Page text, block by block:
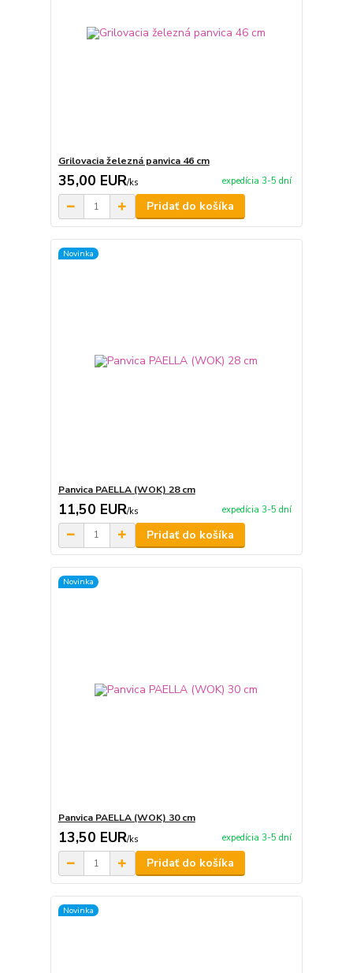
Grilovacia železná panvica 46 cm
35,00 EUR/ks expedícia 3-5 dní
Pridať do košíka
Novinka
Panvica PAELLA (WOK) 28 cm
11,50 EUR/ks expedícia 3-5 dní
Pridať do košíka
Novinka
Panvica PAELLA (WOK) 30 cm
13,50 EUR/ks expedícia 3-5 dní
Pridať do košíka
Novinka